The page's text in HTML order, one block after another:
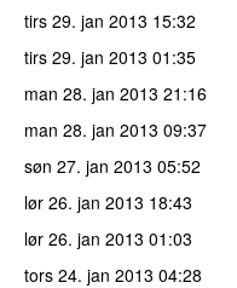
tirs 29. jan 2013 15:32
tirs 29. jan 2013 01:35
man 28. jan 2013 21:16
man 28. jan 2013 09:37
søn 27. jan 2013 05:52
lør 26. jan 2013 18:43
lør 26. jan 2013 01:03
tors 24. jan 2013 04:28